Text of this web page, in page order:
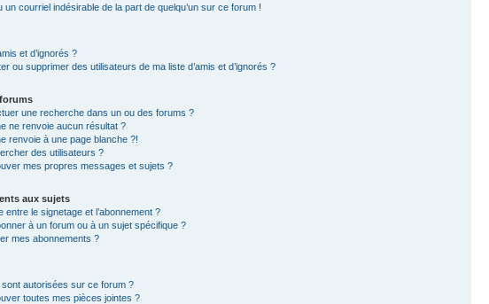
un courriel indésirable de la part de quelqu’un sur ce forum !
et d’ignorés ?
ou supprimer des utilisateurs de ma liste d’amis et d’ignorés ?
une recherche dans un ou des forums ?
ne renvoie aucun résultat ?
renvoie à une page blanche ?!
des utilisateurs ?
mes propres messages et sujets ?
aux sujets
entre le signetage et l’abonnement ?
à un forum ou à un sujet spécifique ?
mes abonnements ?
autorisées sur ce forum ?
toutes mes pièces jointes ?